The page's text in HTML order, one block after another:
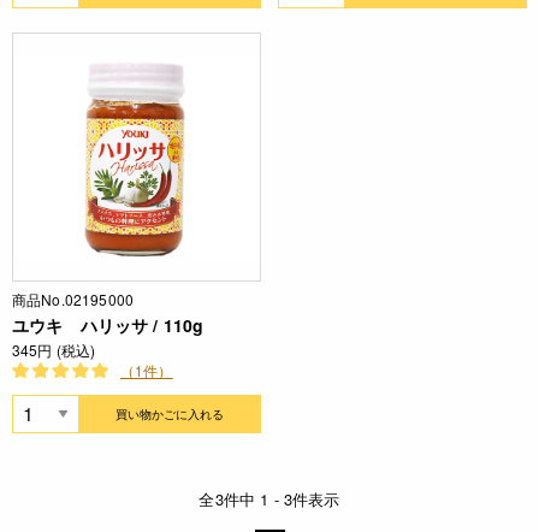
商品No.02195000
ユウキ ハリッサ / 110g
345円 (税込)
（1件）
買い物かごに入れる
全3件中 1 - 3件表示